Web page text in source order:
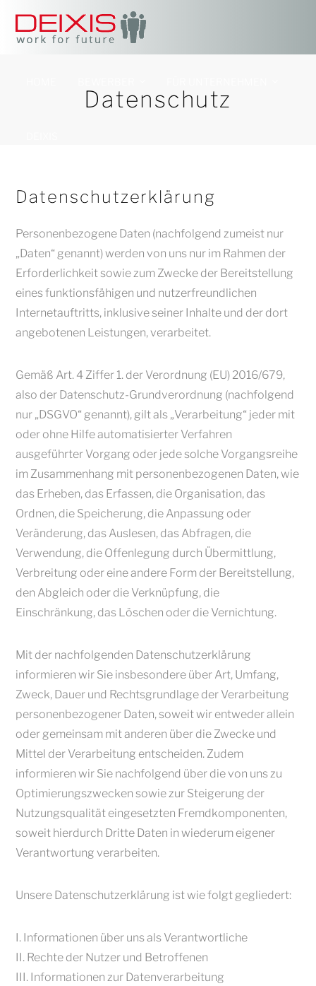
Datenschutz
Datenschutzerklärung
Personenbezogene Daten (nachfolgend zumeist nur
„Daten“ genannt) werden von uns nur im Rahmen der
Erforderlichkeit sowie zum Zwecke der Bereitstellung
eines funktionsfähigen und nutzerfreundlichen
Internetauftritts, inklusive seiner Inhalte und der dort
angebotenen Leistungen, verarbeitet.
Gemäß Art. 4 Ziffer 1. der Verordnung (EU) 2016/679,
also der Datenschutz-Grundverordnung (nachfolgend
nur „DSGVO“ genannt), gilt als „Verarbeitung“ jeder mit
oder ohne Hilfe automatisierter Verfahren
ausgeführter Vorgang oder jede solche Vorgangsreihe
im Zusammenhang mit personenbezogenen Daten, wie
das Erheben, das Erfassen, die Organisation, das
Ordnen, die Speicherung, die Anpassung oder
Veränderung, das Auslesen, das Abfragen, die
Verwendung, die Offenlegung durch Übermittlung,
Verbreitung oder eine andere Form der Bereitstellung,
den Abgleich oder die Verknüpfung, die
Einschränkung, das Löschen oder die Vernichtung.
Mit der nachfolgenden Datenschutzerklärung
informieren wir Sie insbesondere über Art, Umfang,
Zweck, Dauer und Rechtsgrundlage der Verarbeitung
personenbezogener Daten, soweit wir entweder allein
oder gemeinsam mit anderen über die Zwecke und
Mittel der Verarbeitung entscheiden. Zudem
informieren wir Sie nachfolgend über die von uns zu
Optimierungszwecken sowie zur Steigerung der
Nutzungsqualität eingesetzten Fremdkomponenten,
soweit hierdurch Dritte Daten in wiederum eigener
Verantwortung verarbeiten.
Unsere Datenschutzerklärung ist wie folgt gegliedert:
I. Informationen über uns als Verantwortliche
II. Rechte der Nutzer und Betroffenen
III. Informationen zur Datenverarbeitung